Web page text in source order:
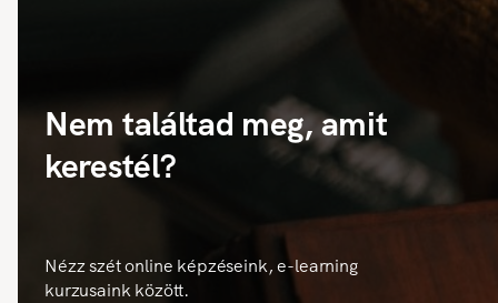
Nem találtad meg, amit
kerestél?
Nézz szét online képzéseink, e-learning
kurzusaink között.